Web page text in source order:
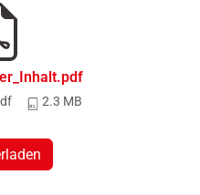
2.3 MB